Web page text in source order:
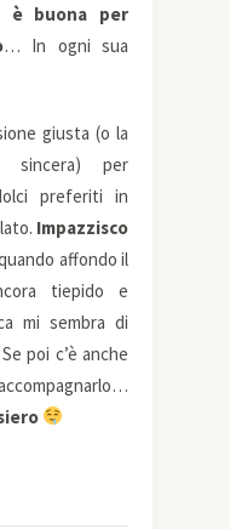
è buona per
… In ogni sua
giusta (o la
sincera) per
preferiti in
Impazzisco
affondo il
tiepido e
mi sembra di
poi c’è anche